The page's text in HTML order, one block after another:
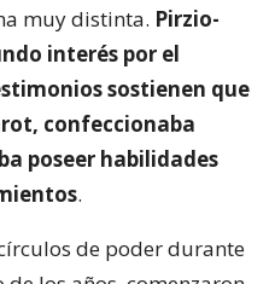
muy distinta. Pirzio-
interés por el
sostienen que
confeccionaba
poseer habilidades
.
de poder durante